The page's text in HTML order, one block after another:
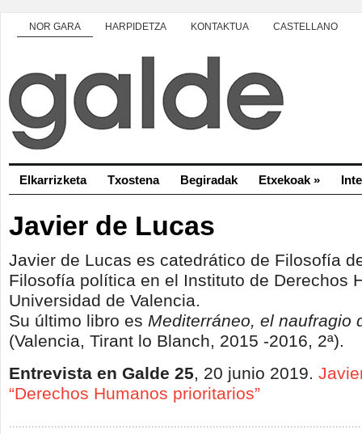
NOR GARA HARPIDETZA KONTAKTUA CASTELLANO
Elkarrizketa Txostena Begiradak Etxekoak »
Javier de Lucas
Javier de Lucas es catedrático de Filosofía
Filosofía política en el Instituto de Derechos
Universidad de Valencia.
Su último libro es Mediterráneo, el naufragio
(Valencia, Tirant lo Blanch, 2015 -2016, 2ª).
Entrevista en Galde 25, 20 junio 2019.
“Derechos Humanos prioritarios”